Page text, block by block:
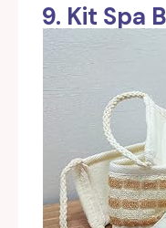
9. Kit Spa